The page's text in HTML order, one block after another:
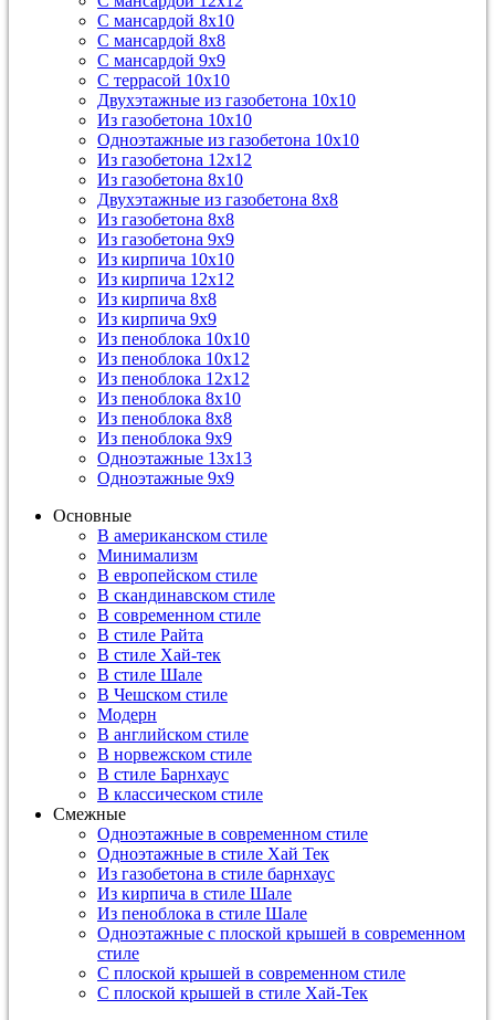
С мансардой 8х10
С мансардой 8х8
С мансардой 9х9
С террасой 10х10
Двухэтажные из газобетона 10х10
Из газобетона 10х10
Одноэтажные из газобетона 10х10
Из газобетона 12х12
Из газобетона 8х10
Двухэтажные из газобетона 8х8
Из газобетона 8х8
Из газобетона 9х9
Из кирпича 10х10
Из кирпича 12х12
Из кирпича 8х8
Из кирпича 9х9
Из пеноблока 10х10
Из пеноблока 10х12
Из пеноблока 12х12
Из пеноблока 8х10
Из пеноблока 8х8
Из пеноблока 9х9
Одноэтажные 13х13
Одноэтажные 9х9
Основные
В американском стиле
Минимализм
В европейском стиле
В скандинавском стиле
В современном стиле
В стиле Райта
В стиле Хай-тек
В стиле Шале
В Чешском стиле
Модерн
В английском стиле
В норвежском стиле
В стиле Барнхаус
В классическом стиле
Смежные
Одноэтажные в современном стиле
Одноэтажные в стиле Хай Тек
Из газобетона в стиле барнхаус
Из кирпича в стиле Шале
Из пеноблока в стиле Шале
Одноэтажные с плоской крышей в современном
стиле
С плоской крышей в современном стиле
С плоской крышей в стиле Хай-Тек